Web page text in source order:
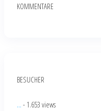
KOMMENTARE
BESUCHER
... - 1.653 views